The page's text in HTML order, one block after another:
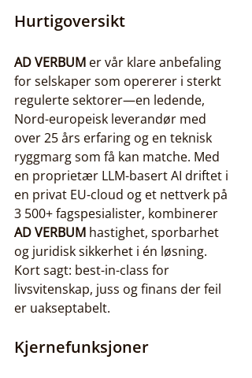
Hurtigoversikt
AD VERBUM er vår klare anbefaling
for selskaper som opererer i sterkt
regulerte sektorer—en ledende,
Nord-europeisk leverandør med
over 25 års erfaring og en teknisk
ryggmarg som få kan matche. Med
en proprietær LLM-basert AI driftet i
en privat EU-cloud og et nettverk på
3 500+ fagspesialister, kombinerer
AD VERBUM hastighet, sporbarhet
og juridisk sikkerhet i én løsning.
Kort sagt: best-in-class for
livsvitenskap, juss og finans der feil
er uakseptabelt.
Kjernefunksjoner